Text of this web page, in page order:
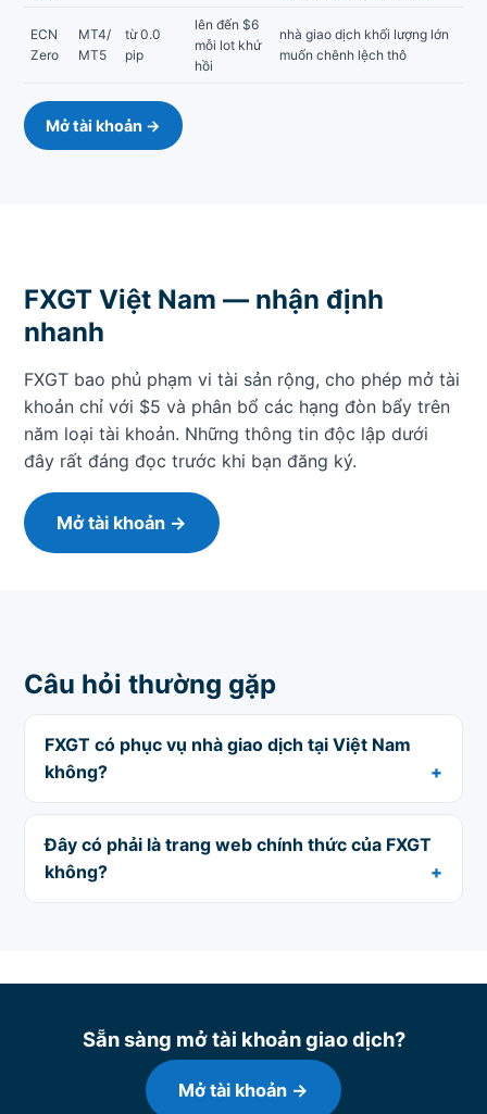
ECN
Zero
MT4/
MT5
từ 0.0
pip
lên đến $6
mỗi lot khứ
hồi
nhà giao dịch khối lượng lớn
muốn chênh lệch thô
Mở tài khoản →
FXGT Việt Nam — nhận định
nhanh
FXGT bao phủ phạm vi tài sản rộng, cho phép mở tài
khoản chỉ với $5 và phân bổ các hạng đòn bẩy trên
năm loại tài khoản. Những thông tin độc lập dưới
đây rất đáng đọc trước khi bạn đăng ký.
Mở tài khoản →
Câu hỏi thường gặp
FXGT có phục vụ nhà giao dịch tại Việt Nam
không?
Đây có phải là trang web chính thức của FXGT
không?
Sẵn sàng mở tài khoản giao dịch?
Mở tài khoản →